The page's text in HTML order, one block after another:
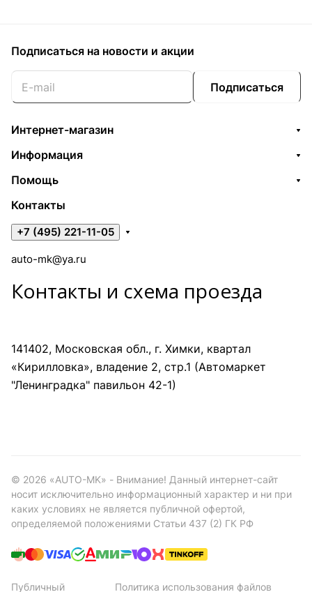
Подписаться на новости и акции
Подписаться
Интернет-магазин
Информация
Помощь
Контакты
+7 (495) 221-11-05
auto-mk@ya.ru
Контакты и схема проезда
141402, Московская обл., г. Химки, квартал
«Кирилловка», владение 2, стр.1 (Автомаркет
"Ленинградка" павильон 42-1)
© 2026 «AUTO-MK» - Внимание! Данный интернет-сайт
носит исключительно информационный характер и ни при
каких условиях не является публичной офертой,
определяемой положениями Статьи 437 (2) ГК РФ
Публичный Политика использования файлов